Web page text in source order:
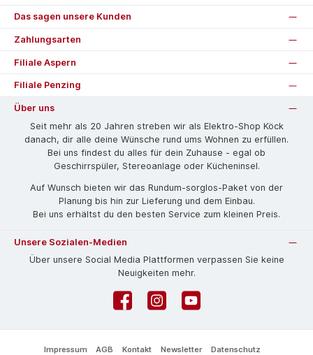
Das sagen unsere Kunden
Zahlungsarten
Filiale Aspern
Filiale Penzing
Über uns
Seit mehr als 20 Jahren streben wir als Elektro-Shop Köck
danach, dir alle deine Wünsche rund ums Wohnen zu erfüllen.
Bei uns findest du alles für dein Zuhause - egal ob
Geschirrspüler, Stereoanlage oder Kücheninsel.
Auf Wunsch bieten wir das Rund­um-sorg­los-Pa­ket von der
Planung bis hin zur Lieferung und dem Einbau.
Bei uns erhältst du den besten Service zum kleinen Preis.
Unsere Sozialen-Medien
Über unsere Social Media Plattformen verpassen Sie keine
Neuigkeiten mehr.
FacebookInstagramYouTube
Impressum AGB Kontakt Newsletter Datenschutz